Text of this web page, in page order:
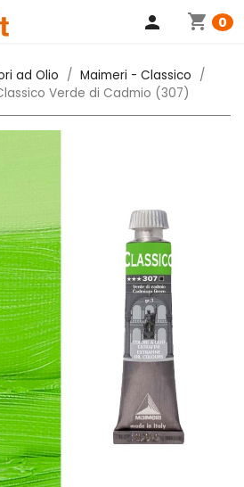
shopping_cart 0
person
ad Olio
Maimeri - Classico
Verde di Cadmio (307)